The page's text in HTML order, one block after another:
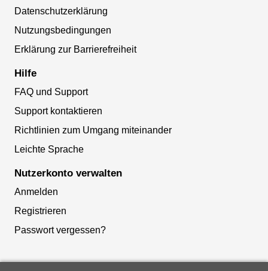
Datenschutzerklärung
Nutzungsbedingungen
Erklärung zur Barrierefreiheit
Hilfe
FAQ und Support
Support kontaktieren
Richtlinien zum Umgang miteinander
Leichte Sprache
Nutzerkonto verwalten
Anmelden
Registrieren
Passwort vergessen?